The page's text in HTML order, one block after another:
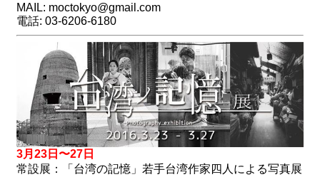
MAIL: moctokyo@gmail.com
電話: 03-6206-6180
3月 23 日〜27 日
常設展：「台湾の記憶」若手台湾作家四人による写真展